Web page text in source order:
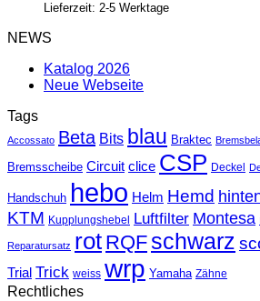
Lieferzeit: 2-5 Werktage
NEWS
Katalog 2026
Neue Webseite
Tags
Accossato Beta Bits blau Braktec
Bremsscheibe Circuit clice CSP Deckel
Handschuh hebo Helm Hemd
KTM Kupplungshebel Luftfilter Montesa
Reparatursatz rot RQF schwarz
Trial Trick weiss wrp Yamaha Zähne
Rechtliches